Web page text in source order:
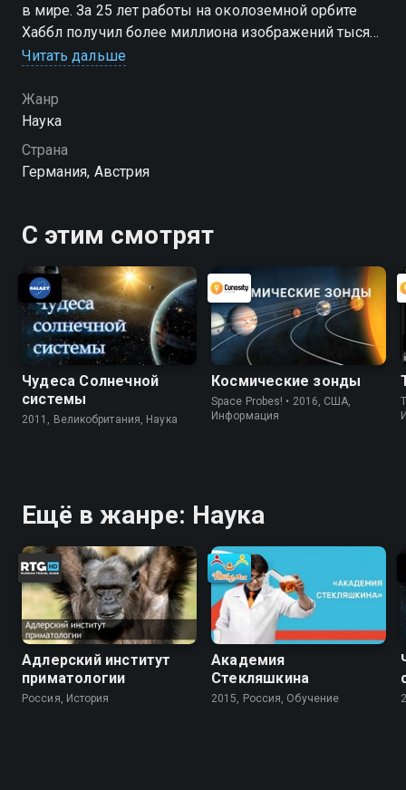
в мире. За 25 лет работы на околоземной орбите
Хаббл получил более миллиона изображений тысяч
небесных объектов
Посмотреть онлайн 2 сезон сериала Хаббл: миссия
"Вселенная" вы можете совершенно бесплатно в
хорошем HD качестве на Смотрёшке
Читать дальше
Жанр
Наука
Страна
Германия, Австрия
С этим смотрят
Чудеса Солнечной
системы
2011, Великобритания, Наука
Космические зонды
Space Probes! • 2016, США,
Информация
Ещё в жанре: Наука
Адлерский институт
приматологии
Россия, История
Академия
Стекляшкина
2015, Россия, Обучение